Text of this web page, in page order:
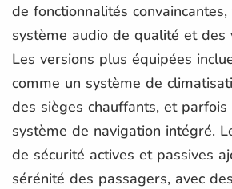
de fonctionnalités
système audio de qualité et des
Les versions plus équipées
comme un système de
des sièges chauffants, et parfois
système de navigation intégré.
de sécurité actives et passives
sérénité des passagers, avec